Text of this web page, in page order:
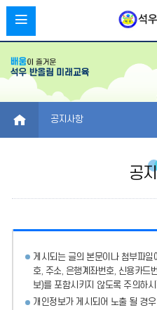
HOME 공지사항
공
게시되는 글의 본문이나 첨부파일
호, 주소, 은행계좌번호, 신용카드
보)를 포함시키지 않도록 주의하
개인정보가 게시되어 노출 될 경